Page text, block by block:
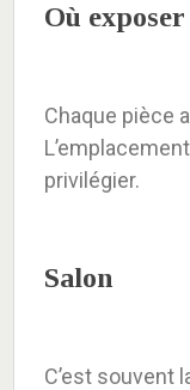
Où
Chaque pièce
privilégier.
Salon
C’est souvent